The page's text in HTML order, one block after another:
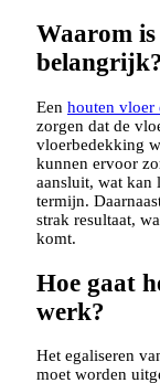
Waarom
belangrijk?
Een houten vloer
zorgen dat de
vloerbedekking
kunnen ervoor
aansluit, wat kan
termijn.
strak resultaat,
komt.
Hoe gaat
werk?
Het egaliseren
moet worden